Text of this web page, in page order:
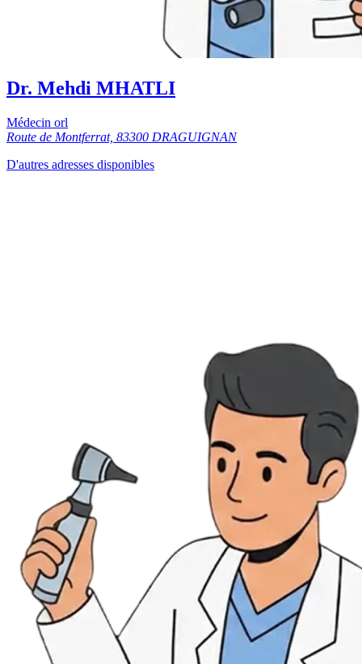
Dr. Mehdi MHATLI
Médecin orl
Route de Montferrat, 83300 DRAGUIGNAN
D'autres adresses disponibles